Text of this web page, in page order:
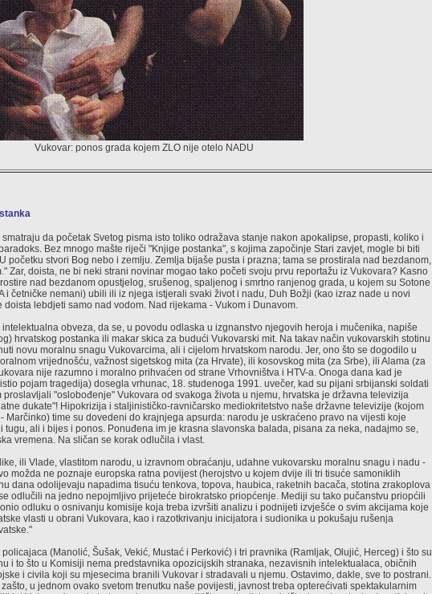
Vukovar: ponos grada kojem ZLO nije otelo NADU
da početak Svetog pisma isto toliko odražava stanje nakon apokalipse, propasti, koliko i
Bez mnogo mašte riječi "Knjige postanka", s kojima započinje Stari zavjet, mogle bi biti
početku stvori Bog nebo i zemlju. Zemlja bijaše pusta i prazna; tama se prostirala nad bezdanom,
Zar, doista, ne bi neki strani novinar mogao tako početi svoju prvu reportažu iz Vukovara? Kasno
nad bezdanom opustjelog, srušenog, spaljenog i smrtno ranjenog grada, u kojem su Sotone
i četničke nemani) ubili ili iz njega istjerali svaki život i nadu, Duh Božji (kao izraz nade u novi
lebdjeti samo nad vodom. Nad rijekama - Vukom i Dunavom.
obveza, da se, u povodu odlaska u izgnanstvo njegovih heroja i mučenika, napiše
hrvatskog postanka ili makar skica za budući Vukovarski mit. Na takav način vukovarskih stotinu
novu moralnu snagu Vukovarcima, ali i cijelom hrvatskom narodu. Jer, ono što se dogodilo u
vrijednošću, važnost sigetskog mita (za Hrvate), ili kosovskog mita (za Srbe), ili Alama (za
nije razumno i moralno prihvaćen od strane Vrhovništva i HTV-a. Onoga dana kad je
pojam tragedija) dosegla vrhunac, 18. studenoga 1991. uvečer, kad su pijani srbijanski soldati
"oslobođenje" Vukovara od svakoga života u njemu, hrvatska je državna televizija
dukate"! Hipokrizija i staljinističko-ravničarsko mediokritetstvo naše državne televizije (kojom
Marčinko) time su dovedeni do krajnjega apsurda: narodu je uskraćeno pravo na vijesti koje
tugu, ali i bijes i ponos. Ponuđena im je krasna slavonska balada, pisana za neka, nadajmo se,
vremena. Na sličan se korak odlučila i vlast.
ili Vlade, vlastitom narodu, u izravnom obraćanju, udahne vukovarsku moralnu snagu i nadu -
možda ne poznaje europska ratna povijest (herojstvo u kojem dvije ili tri tisuće samoniklih
dana odolijevaju napadima tisuću tenkova, topova, haubica, raketnih bacača, stotina zrakoplova
odlučili na jedno nepojmljivo prijeteće birokratsko priopćenje. Mediji su tako pučanstvu priopćili
odluku o osnivanju komisije koja treba izvršiti analizu i podnijeti izvješće o svim akcijama koje
vlasti u obrani Vukovara, kao i razotkrivanju inicijatora i sudionika u pokušaju rušenja
(Manolić, Šušak, Vekić, Mustać i Perković) i tri pravnika (Ramljak, Olujić, Herceg) i što su
i to što u Komisiji nema predstavnika opozicijskih stranaka, nezavisnih intelektualaca, običnih
i civila koji su mjesecima branili Vukovar i stradavali u njemu. Ostavimo, dakle, sve to postrani.
u jednom ovako svetom trenutku naše povijesti, javnost treba opterećivati spektakularnim